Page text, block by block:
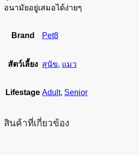
อนามัยอยู่เสมอได้ง่ายๆ
Brand Pet8
สัตว์เลี้ยง สุนัข, แมว
Lifestage Adult, Senior
สินค้าที่เกี่ยวข้อง